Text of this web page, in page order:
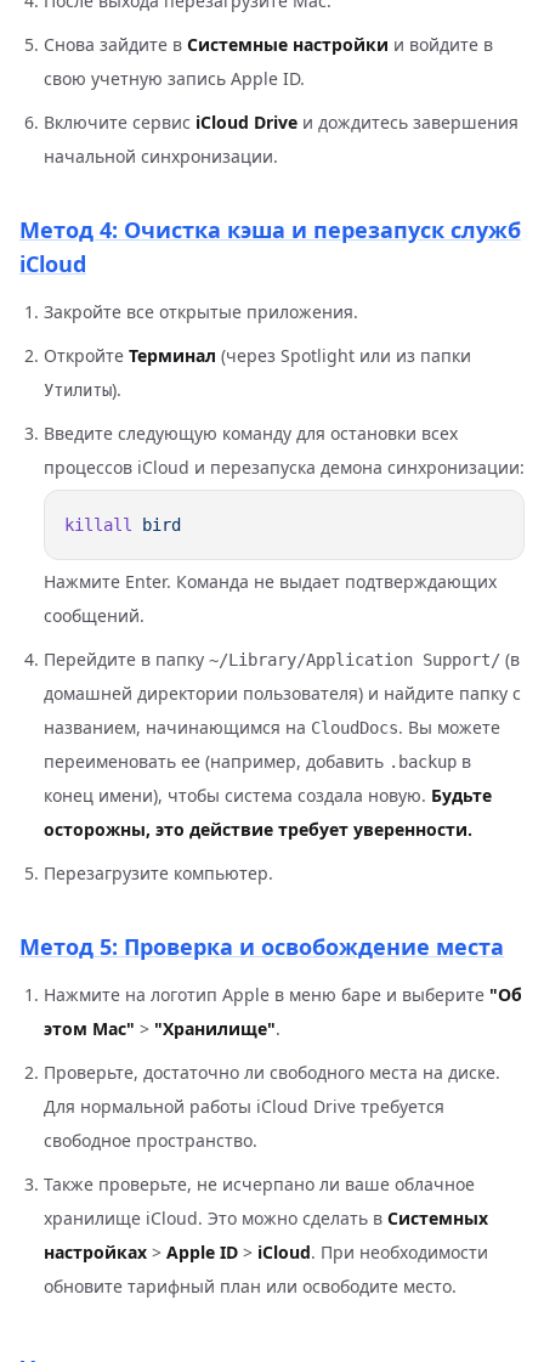
Снова зайдите в Системные настройки и войдите в
свою учетную запись Apple ID.
Включите сервис iCloud Drive и дождитесь завершения
начальной синхронизации.
Метод 4: Очистка кэша и перезапуск служб
iCloud
Закройте все открытые приложения.
Откройте Терминал (через Spotlight или из папки
Утилиты).
Введите следующую команду для остановки всех
процессов iCloud и перезапуска демона синхронизации:
killall
Нажмите Enter. Команда не выдает подтверждающих
сообщений.
Перейдите в папку ~/Library/Application Support/ (в
домашней директории пользователя) и найдите папку с
названием, начинающимся на CloudDocs. Вы можете
переименовать ее (например, добавить .backup в
конец имени), чтобы система создала новую. Будьте
осторожны, это действие требует уверенности.
Перезагрузите компьютер.
Метод 5: Проверка и освобождение места
Нажмите на логотип Apple в меню баре и выберите "Об
этом Mac" > "Хранилище".
Проверьте, достаточно ли свободного места на диске.
Для нормальной работы iCloud Drive требуется
свободное пространство.
Также проверьте, не исчерпано ли ваше облачное
хранилище iCloud. Это можно сделать в Системных
настройках > Apple ID > iCloud. При необходимости
обновите тарифный план или освободите место.